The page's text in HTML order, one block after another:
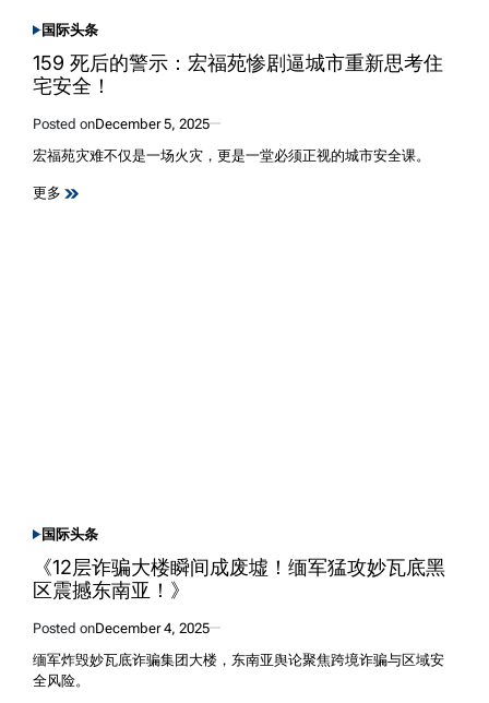
POSTED
IN
国际头条
159 死后的警示：宏福苑惨剧逼城市重新思考住
宅安全！
Posted onDecember 5, 2025
宏福苑灾难不仅是一场火灾，更是一堂必须正视的城市安全课。
更多
POSTED
IN
国际头条
《12层诈骗大楼瞬间成废墟！缅军猛攻妙瓦底黑
区震撼东南亚！》
Posted onDecember 4, 2025
缅军炸毁妙瓦底诈骗集团大楼，东南亚舆论聚焦跨境诈骗与区域安
全风险。